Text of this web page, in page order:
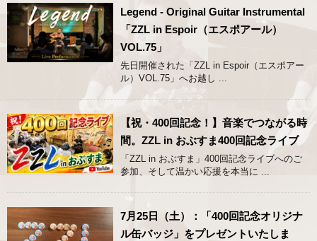
Legend - Original Guitar Instrumental
「ZZL in Espoir（エスポアール）
VOL.75」
先日開催された「ZZL in Espoir（エスポアー
ル）VOL.75」へお越し ...
【祝・400回記念！】音楽でつながる時
間。ZZL in おぶすま400回記念ライブ
「ZZL in おぶすま」400回記念ライブへのご
参加、そして温かい応援を本当に ...
7月25日（土）：「400回記念オリジナ
ル缶バッジ」をプレゼントいたしま